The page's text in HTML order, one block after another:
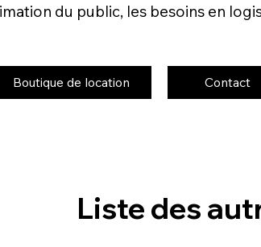
du public, les besoins en
Boutique de location Contact
Liste des